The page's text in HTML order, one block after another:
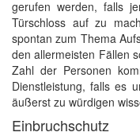
gerufen werden, falls
Türschloss auf zu
spontan zum Thema
den allermeisten Fällen
Zahl der Personen
Dienstleistung, falls es
äußerst zu würdigen
Einbruchschutz